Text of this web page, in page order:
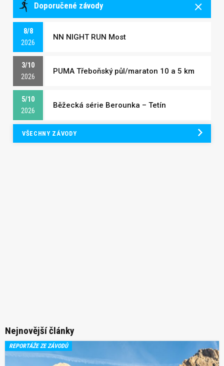
Doporučené závody
8/8
2026
NN NIGHT RUN Most
3/10
2026
PUMA Třeboňský půl/maraton 10 a 5 km
5/10
2026
Běžecká série Berounka – Tetín
VŠECHNY ZÁVODY
Nejnovější články
REPORTÁŽE ZE ZÁVODŮ